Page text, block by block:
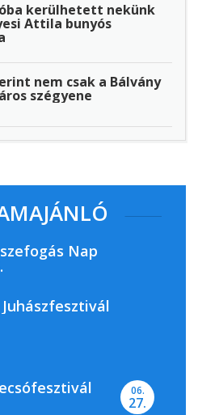
kerülhetett nekünk
Attila bunyós
nem csak a Bálvány
szégyene
Nap
06.
27.